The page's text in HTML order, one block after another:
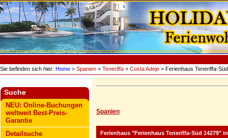
Sie befinden sich hier: Home > Spanien > Teneriffa > Costa Adeje > Ferienhaus Teneriffa-
Suche
NEU: Online-Buchungen
weltweit Best-Preis-
Garantie
Detailsuche
Spanien
Ferienhaus "Ferienhaus Teneriffa-Süd 14279"